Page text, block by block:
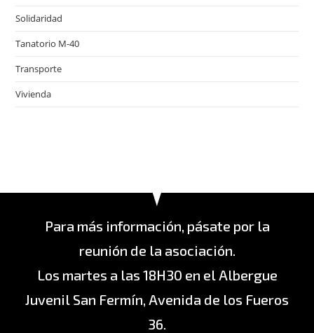
Solidaridad
Tanatorio M-40
Transporte
Vivienda
Para más información, pásate por la
reunión de la asociación.
Los martes a las 18H30 en el Albergue
Juvenil San Fermín, Avenida de los Fueros
36.